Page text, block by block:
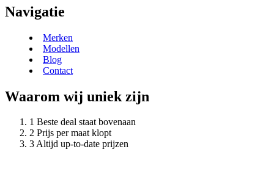
Navigatie
Merken
Modellen
Blog
Contact
Waarom wij uniek zijn
Beste deal staat bovenaan
Prijs per maat klopt
Altijd up-to-date prijzen